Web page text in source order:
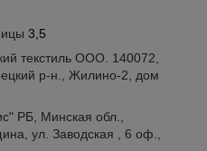
3,5
текстиль ООО. 140072,
р-н., Жилино-2, дом
РБ, Минская обл.,
ул. Заводская , 6 оф.,